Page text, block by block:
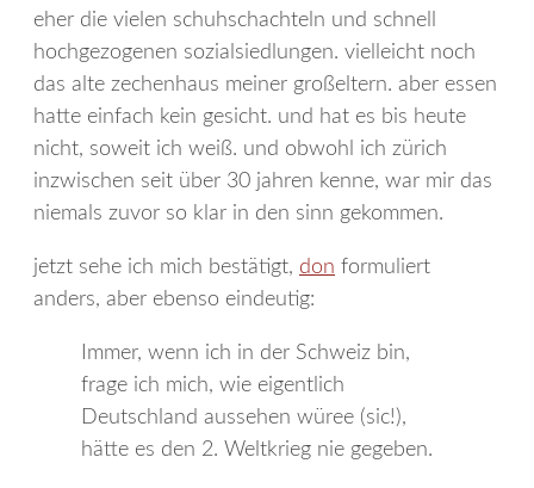
eher die vielen schuhschachteln und schnell
hochgezogenen sozialsiedlungen. vielleicht noch
das alte zechenhaus meiner großeltern. aber essen
hatte einfach kein gesicht. und hat es bis heute
nicht, soweit ich weiß. und obwohl ich zürich
inzwischen seit über 30 jahren kenne, war mir das
niemals zuvor so klar in den sinn gekommen.
jetzt sehe ich mich bestätigt, don formuliert
anders, aber ebenso eindeutig:
Immer, wenn ich in der Schweiz bin,
frage ich mich, wie eigentlich
Deutschland aussehen würee (sic!),
hätte es den 2. Weltkrieg nie gegeben.